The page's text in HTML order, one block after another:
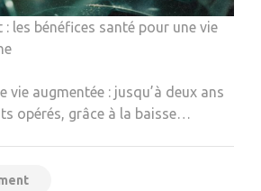
les bénéfices santé pour une vie
vie augmentée : jusqu’à deux ans
opérés, grâce à la baisse…